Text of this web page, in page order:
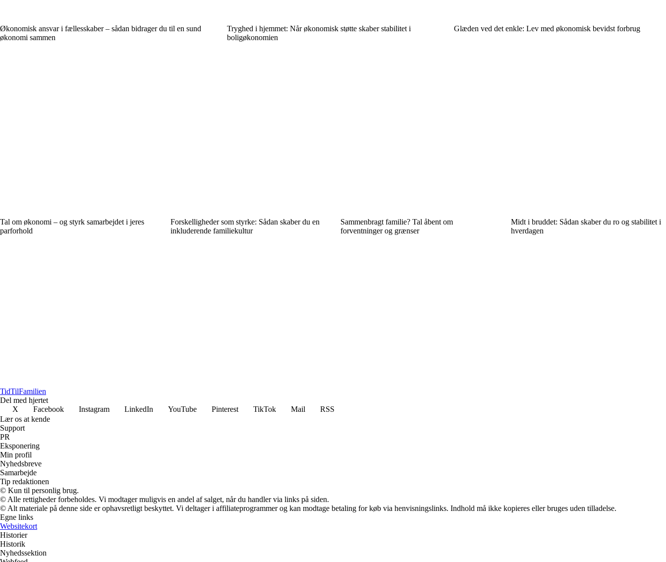
Økonomisk ansvar i fællesskaber – sådan bidrager du til en sund
økonomi sammen
Tryghed i hjemmet: Når økonomisk støtte skaber stabilitet i
boligøkonomien
Glæden ved det enkle: Lev med økonomisk bevidst forbrug
Tal om økonomi – og styrk samarbejdet i jeres
parforhold
Forskelligheder som styrke: Sådan skaber du en
inkluderende familiekultur
Sammenbragt familie? Tal åbent om
forventninger og grænser
Midt i bruddet: Sådan skaber du ro og stabilitet i
hverdagen
TidTilFamilien
Del med hjertet
X
Facebook Instagram LinkedIn YouTube Pinterest TikTok Mail
RSS
Lær os at kende
Support
PR
Eksponering
Min profil
Nyhedsbreve
Samarbejde
Tip redaktionen
© Kun til personlig brug.
© Alle rettigheder forbeholdes. Vi modtager muligvis en andel af salget, når du handler via links på siden.
© Alt materiale på denne side er ophavsretligt beskyttet. Vi deltager i affiliateprogrammer og kan modtage betaling for køb via henvisningslinks. Indhold må ikke kopieres eller bruges uden tilladelse.
Egne links
Websitekort
Historier
Historik
Nyhedssektion